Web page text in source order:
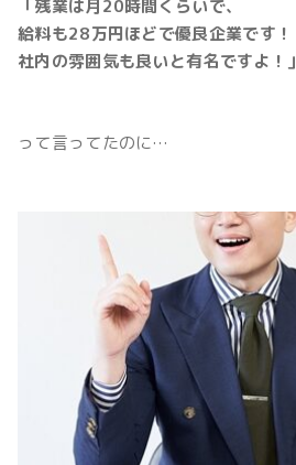
「残業は月20時間くらいで、
給料も28万円ほどで優良企業です！
社内の雰囲気も良いと有名ですよ！」
って言ってたのに…